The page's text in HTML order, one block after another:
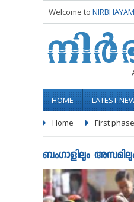
Welcome to
HOME LATEST
Home First
ബംഗാളിലും